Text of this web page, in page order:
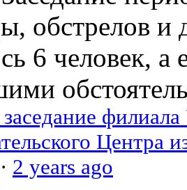
обстрелов и
6 человек, а
Центра
· 2 years ago